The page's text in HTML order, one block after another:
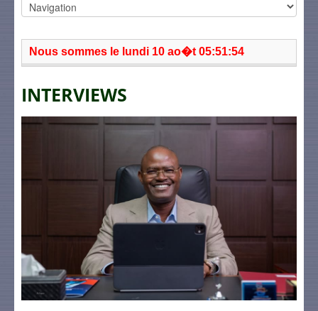
Nous sommes le lundi 10 ao�t 05:51:54
INTERVIEWS